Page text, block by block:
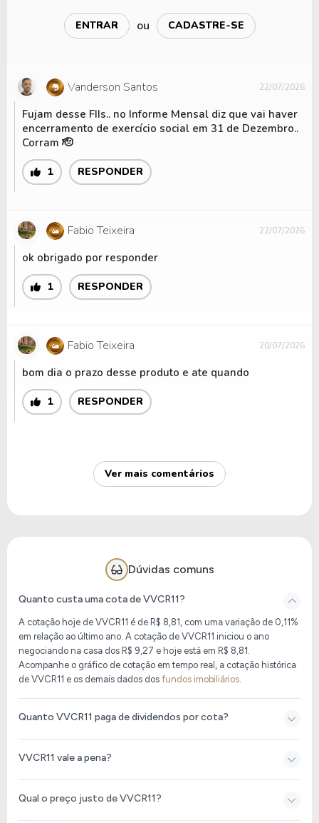
ENTRAR ou CADASTRE-SE
Vanderson Santos 22/07/2026
Fujam desse FIIs.. no Informe Mensal diz que vai haver
encerramento de exercício social em 31 de Dezembro..
Corram 🫡
1 RESPONDER
Fabio Teixeira 22/07/2026
ok obrigado por responder
1 RESPONDER
Fabio Teixeira 20/07/2026
bom dia o prazo desse produto e ate quando
1 RESPONDER
Ver mais comentários
Dúvidas comuns
Quanto custa uma cota de VVCR11?
A cotação hoje de VVCR11 é de R$ 8,81 , com uma variação de 0,11%
em relação ao último ano. A cotação de VVCR11 iniciou o ano
negociando na casa dos R$ 9,27 e hoje está em R$ 8,81
Acompanhe o gráfico de cotação em tempo real, a cotação histórica
de VVCR11 e os demais dados dos fundos imobiliários
Quanto VVCR11 paga de dividendos por cota?
VVCR11 vale a pena?
Qual o preço justo de VVCR11?